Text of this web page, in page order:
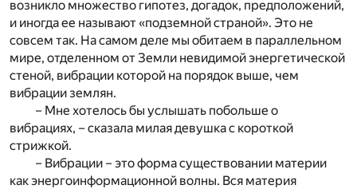
возникло множество гипотез, догадок, предположений,
и иногда ее называют «подземной страной». Это не
совсем так. На самом деле мы обитаем в параллельном
мире, отделенном от Земли невидимой энергетической
стеной, вибрации которой на порядок выше, чем
вибрации землян.
– Мне хотелось бы услышать побольше о
вибрациях, – сказала милая девушка с короткой
стрижкой.
– Вибрации – это форма существовании материи
как энергоинформационной волны. Вся материя